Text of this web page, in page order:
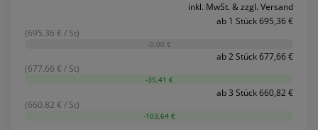
inkl. MwSt. & zzgl. Versand
ab 1 Stück 695,36 €
(695.36 € / St)
-0,00 €
ab 2 Stück 677,66 €
(677.66 € / St)
-35,41 €
ab 3 Stück 660,82 €
(660.82 € / St)
-103,64 €